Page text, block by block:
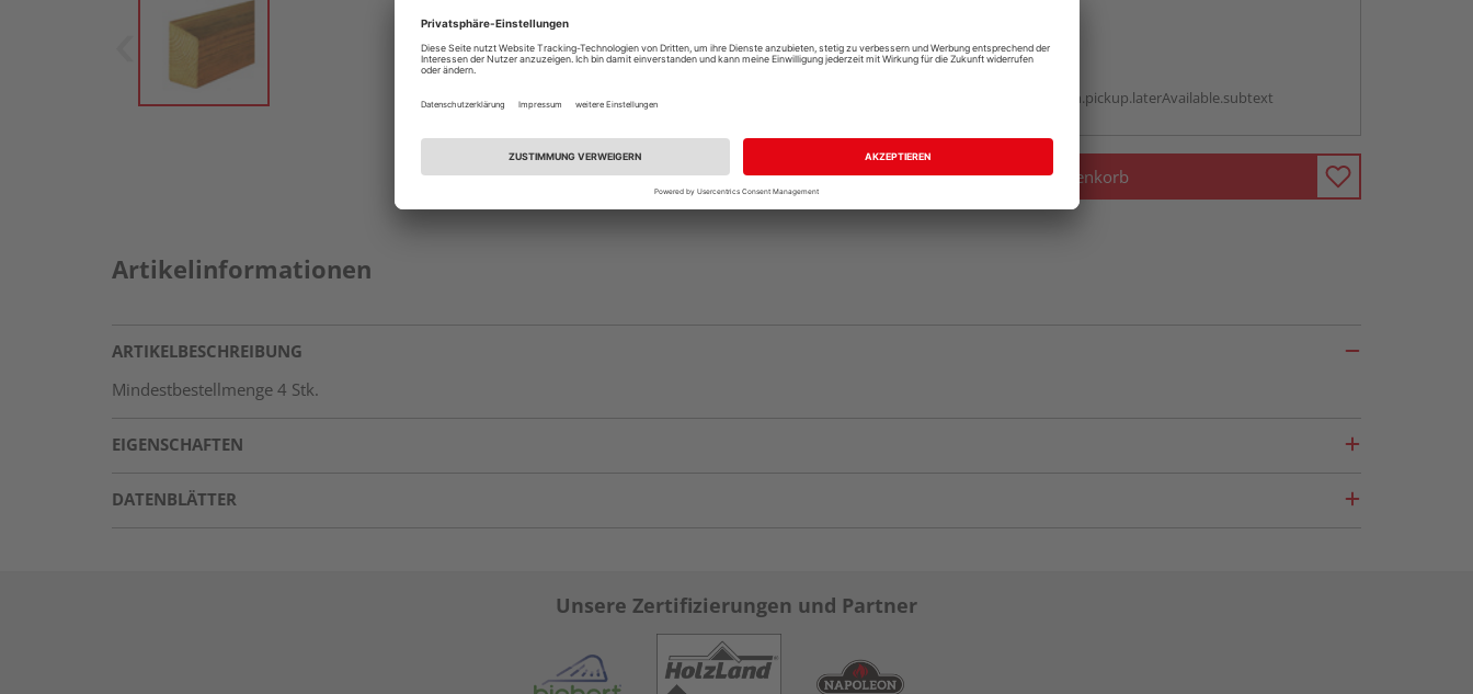
Beim Händler abholen
vue.ads.priceMerchantBox.option.pickup.laterAvailable.subtext
In den Warenkorb
Artikelinformationen
ARTIKELBESCHREIBUNG
Mindestbestellmenge 4 Stk.
EIGENSCHAFTEN
DATENBLÄTTER
Unsere Zertifizierungen und Partner